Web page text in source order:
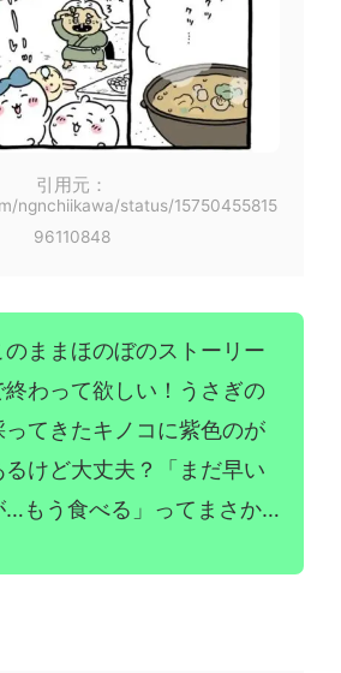
引用元：
ngnchiikawa/status/15750455815
96110848
のままほのぼのストーリー
終わって欲しい！うさぎの
ってきたキノコに紫色のが
るけど大丈夫？「まだ早い
…もう食べる」ってまさか…